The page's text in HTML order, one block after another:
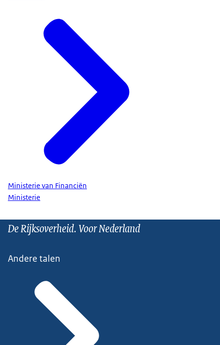
Ministerie van Financiën
Ministerie
De Rijksoverheid. Voor Nederland
Andere talen